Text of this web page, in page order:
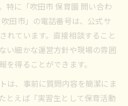
特に「吹田市 保育園 問い合わ
田市」の電話番号は、公式サ
れています。直接相談すること
い細かな運営方針や現場の雰囲
を得ることができます。
は、事前に質問内容を簡潔にま
とえば「実習生として保育活動